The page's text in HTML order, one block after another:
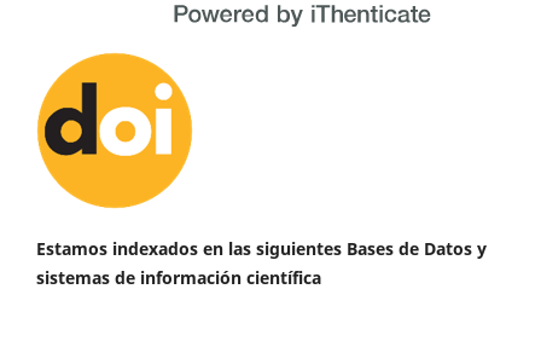
Estamos indexados en las siguientes Bases de Datos y
sistemas de información científica